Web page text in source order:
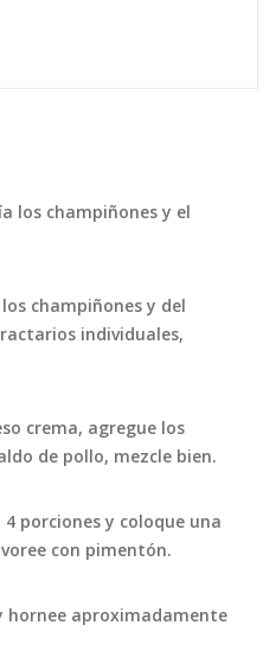
los champiñones y el
champiñones y del
individuales,
crema, agregue los
de pollo, mezcle bien.
porciones y coloque una
con pimentón.
hornee aproximadamente